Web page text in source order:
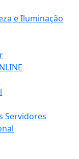
e Iluminação
Servidores